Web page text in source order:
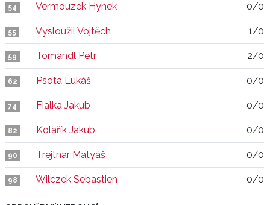
54 Vermouzek Hynek 0/0
55 Vysloužil Vojtěch 1/0
59 Tomandl Petr 2/0
62 Psota Lukáš 0/0
74 Fialka Jakub 0/0
82 Kolařík Jakub 0/0
90 Trejtnar Matyáš 0/0
98 Wilczek Sebastien 0/0